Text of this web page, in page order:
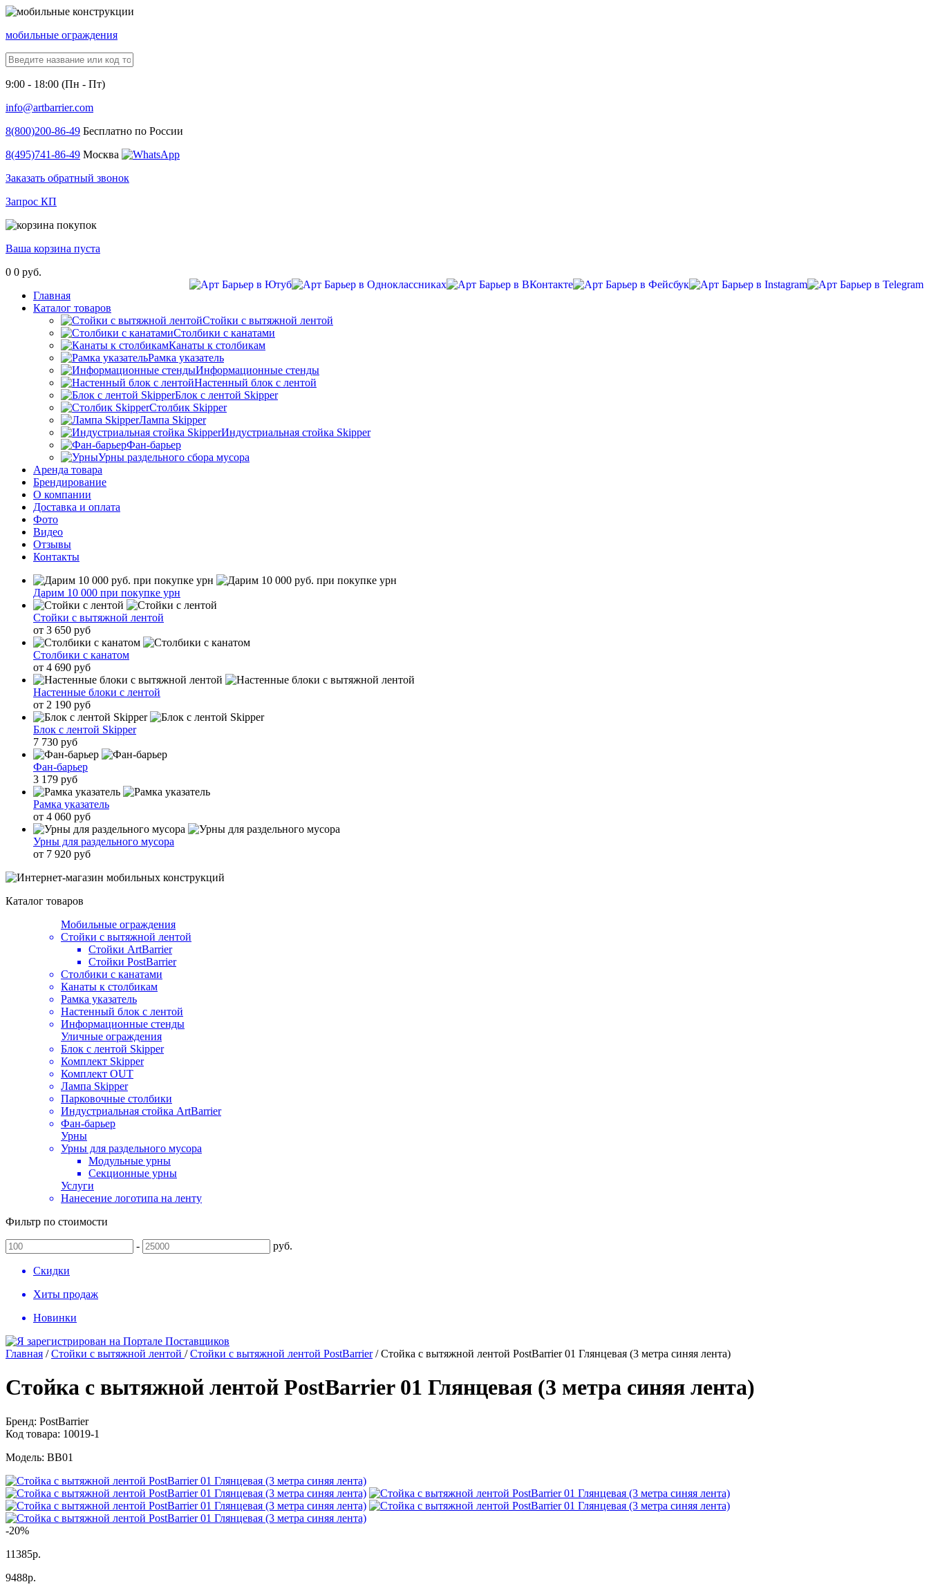
мобильные ограждения
9:00 - 18:00 (Пн - Пт)
info@artbarrier.com
8(800)200-86-49 Бесплатно по России
8(495)741-86-49 Москва
Заказать обратный звонок
Запрос КП
Ваша корзина пуста
0 0 руб.
Главная
Каталог товаров
Стойки с вытяжной лентой
Столбики с канатами
Канаты к столбикам
Рамка указатель
Информационные стенды
Настенный блок с лентой
Блок с лентой Skipper
Столбик Skipper
Лампа Skipper
Индустриальная стойка Skipper
Фан-барьер
Урны раздельного сбора мусора
Аренда товара
Брендирование
О компании
Доставка и оплата
Фото
Видео
Отзывы
Контакты
Дарим 10 000 при покупке урн
Стойки с вытяжной лентой
от 3 650 руб
Столбики с канатом
от 4 690 руб
Настенные блоки с лентой
от 2 190 руб
Блок с лентой Skipper
7 730 руб
Фан-барьер
3 179 руб
Рамка указатель
от 4 060 руб
Урны для раздельного мусора
от 7 920 руб
Каталог товаров
Мобильные ограждения
Стойки с вытяжной лентой
Стойки ArtBarrier
Стойки PostBarrier
Столбики с канатами
Канаты к столбикам
Рамка указатель
Настенный блок с лентой
Информационные стенды
Уличные ограждения
Блок с лентой Skipper
Комплект Skipper
Комплект OUT
Лампа Skipper
Парковочные столбики
Индустриальная стойка ArtBarrier
Фан-барьер
Урны
Урны для раздельного мусора
Модульные урны
Секционные урны
Услуги
Нанесение логотипа на ленту
Фильтр по стоимости
- руб.
Скидки
Хиты продаж
Новинки
Главная /Стойки с вытяжной лентой /Стойки с вытяжной лентой PostBarrier/Стойка с вытяжной лентой PostBarrier 01 Глянцевая (3 метра синяя лента)
Стойка с вытяжной лентой PostBarrier 01 Глянцевая (3 метра синяя лента)
Бренд: PostBarrier
Код товара: 10019-1
Модель: BB01
-20%
11385р.
9488р.